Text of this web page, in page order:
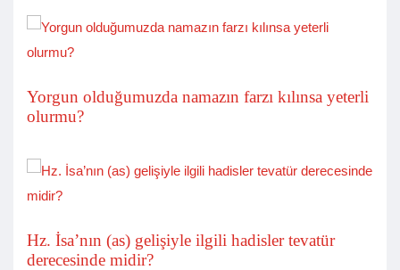
Yorgun olduğumuzda namazın farzı kılınsa yeterli
olurmu?
Hz. İsa’nın (as) gelişiyle ilgili hadisler tevatür
derecesinde midir?